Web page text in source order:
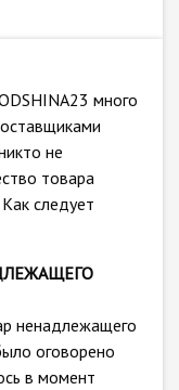
много
не
товара
следует
ненадлежащего
оговорено
в момент